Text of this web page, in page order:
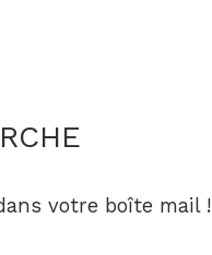
votre boîte mail !